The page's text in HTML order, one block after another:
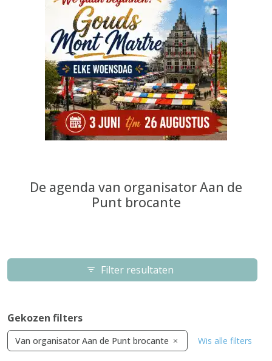
De agenda van organisator Aan de
Punt brocante
Filter resultaten
Gekozen filters
Van organisator Aan de Punt brocante Wis alle filters